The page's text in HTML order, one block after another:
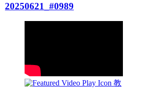
20250621_#0989
教